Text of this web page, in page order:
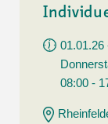
01.01.26
08:00 -